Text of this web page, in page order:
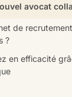
avocat
de
?
en efficacité